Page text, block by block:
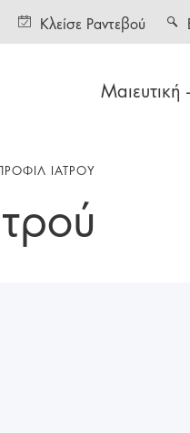
Μαιευτική
Κλείσε Ραντεβού
ΙΑΤΡΟΥ